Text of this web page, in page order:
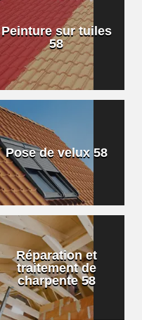
Peinture sur tuiles
58
Pose de velux 58
Réparation et
traitement de
charpente 58